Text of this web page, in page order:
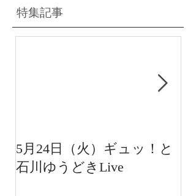
特集記事
5月24日（火）ギュッ！と
石川ゆうどきLive